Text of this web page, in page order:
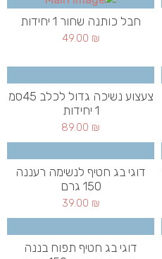
חבל כותנה שחור 1 יחידות
49.00 ₪
צעצוע נשיכה גדול לכלב 45סמ
1 יחידות
89.00 ₪
דוגי בג חטיף לנשימה רעננה
150 גרם
39.00 ₪
דוגי בג חטיף תפוח בננה